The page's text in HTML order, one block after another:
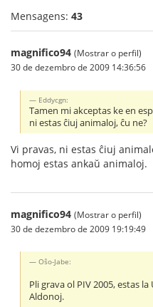
Mensagens: 43
magnifico94 (Mostrar o perfil)
30 de dezembro de 2009 14:36:56
Eddycgn:
Tamen mi akceptas ke en
ni estas ĉiuj animaloj, ĉu ne?
Vi pravas, ni estas ĉiuj
homoj estas ankaŭ animaloj.
magnifico94 (Mostrar o perfil)
30 de dezembro de 2009 19:19:49
Oŝo-Jabe:
Pli grava ol PIV 2005, estas
Aldonoj.